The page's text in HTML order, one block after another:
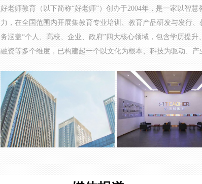
好老师教育（以下简称“好老师”）创办于2004年，是一家以智
力，在全国范围内开展集教育专业培训、教育产品研发与发行
务涵盖“个人、高校、企业、政府”四大核心领域，包含学历提
融资等多个维度，已构建起一个以文化为根本、科技为驱动、